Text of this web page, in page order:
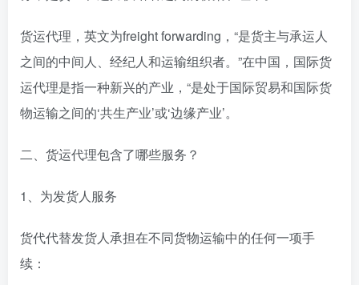
货运代理，英文为freight forwarding，“是货主与承运人
之间的中间人、经纪人和运输组织者。”在中国，国际货
运代理是指一种新兴的产业，“是处于国际贸易和国际货
物运输之间的‘共生产业’或‘边缘产业’。
二、货运代理包含了哪些服务？
1、为发货人服务
货代代替发货人承担在不同货物运输中的任何一项手
续：